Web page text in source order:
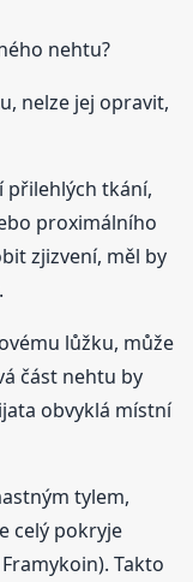
nehtu?
nelze jej opravit,
přilehlých tkání,
proximálního
zjizvení, měl by
lůžku, může
část nehtu by
obvyklá místní
tylem,
celý pokryje
Takto